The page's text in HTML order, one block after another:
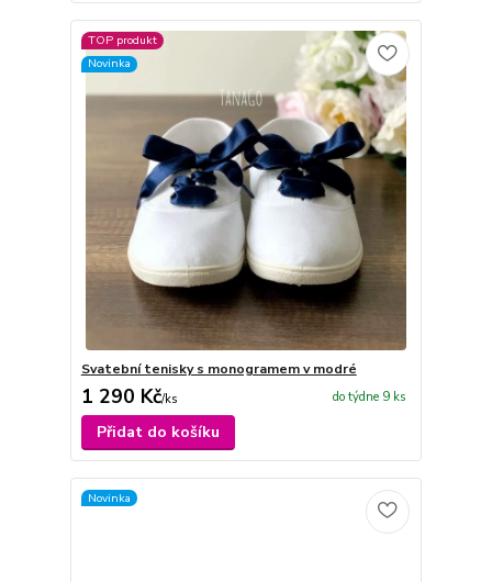
TOP produkt
Novinka
Svatební tenisky s monogramem v modré
1 290 Kč/ks do týdne 9 ks
Přidat do košíku
Novinka